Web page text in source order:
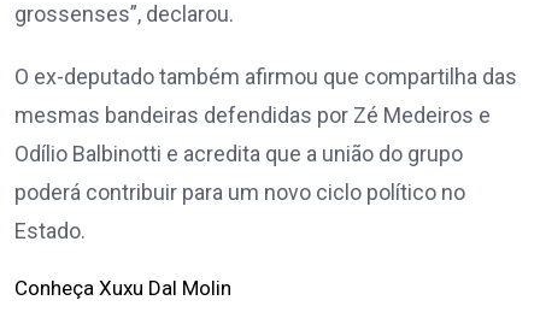
grossenses”, declarou.
O ex-deputado também afirmou que compartilha das
mesmas bandeiras defendidas por Zé Medeiros e
Odílio Balbinotti e acredita que a união do grupo
poderá contribuir para um novo ciclo político no
Estado.
Conheça Xuxu Dal Molin